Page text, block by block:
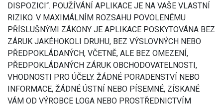
DISPOZICI“. POUŽÍVÁNÍ APLIKACE JE NA VAŠE VLASTNÍ
RIZIKO. V MAXIMÁLNÍM ROZSAHU POVOLENÉMU
PŘÍSLUŠNÝMI ZÁKONY JE APLIKACE POSKYTOVÁNA BEZ
ZÁRUK JAKÉHOKOLI DRUHU, BEZ VÝSLOVNÝCH NEBO
PŘEDPOKLÁDANÝCH, VČETNĚ, ALE BEZ OMEZENÍ,
PŘEDPOKLÁDANÝCH ZÁRUK OBCHODOVATELNOSTI,
VHODNOSTI PRO ÚČELY. ŽÁDNÉ PORADENSTVÍ NEBO
INFORMACE, ŽÁDNÉ ÚSTNÍ NEBO PÍSEMNÉ, ZÍSKANÉ
VÁM OD VÝROBCE LOGA NEBO PROSTŘEDNICTVÍM